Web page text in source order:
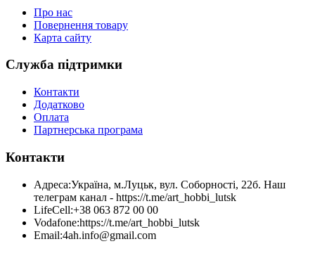
Про нас
Повернення товару
Карта сайту
Служба підтримки
Контакти
Додатково
Оплата
Партнерська програма
Контакти
Адреса:Україна, м.Луцьк, вул. Соборності, 22б. Наш
телеграм канал - https://t.me/art_hobbi_lutsk
LifeCell:+38 063 872 00 00
Vodafone:https://t.me/art_hobbi_lutsk
Email:4ah.info@gmail.com